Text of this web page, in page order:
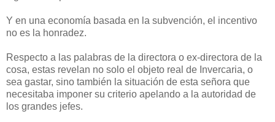
Y en una economía basada en la subvención, el incentivo
no es la honradez.
Respecto a las palabras de la directora o ex-directora de la
cosa, estas revelan no solo el objeto real de Invercaria, o
sea gastar, sino también la situación de esta señora que
necesitaba imponer su criterio apelando a la autoridad de
los grandes jefes.